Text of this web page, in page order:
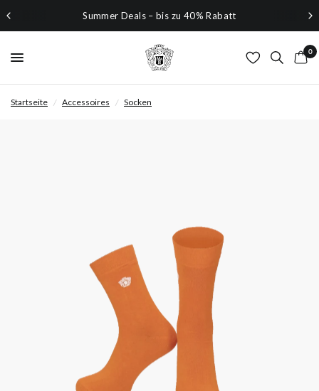
Summer Deals – bis zu 40% Rabatt
0
Startseite / Accessoires / Socken